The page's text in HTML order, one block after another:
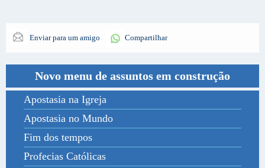
Enviar para um amigo Compartilhar
Novo menu de assuntos em construção
Apostasia na Igreja
Apostasia no Mundo
Fim dos tempos
Profecias Católicas